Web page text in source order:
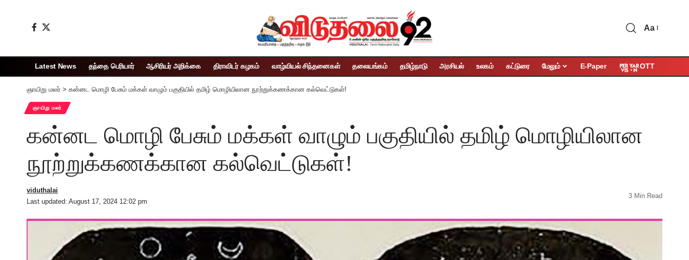
Aa
Latest News தந்தை பெரியார் ஆசிரியர் அறிக்கை திராவிடர் கழகம் வாழ்வியல் சிந்தனைகள் தலையங்கம் தமிழ்நாடு அரசியல் உலகம் கட்டுரை மேலும் E-Paper OTT
ஞாயிறு மலர் > கன்னட மொழி பேசும் மக்கள் வாழும் பகுதியில் தமிழ் மொழியிலான நூற்றுக்கணக்கான கல்வெட்டுகள்!
ஞாயிறு மலர்
கன்னட மொழி பேசும் மக்கள் வாழும் பகுதியில் தமிழ் மொழியிலான
நூற்றுக்கணக்கான கல்வெட்டுகள்!
Last updated: August 17, 2024 12:02 pm
viduthalai
3 Min Read